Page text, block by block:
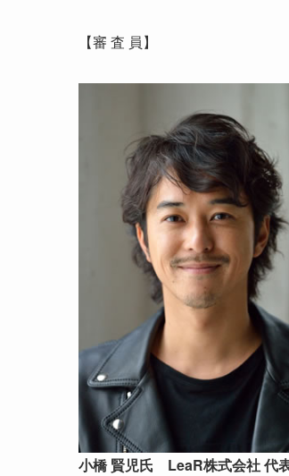
【審 査 員】
小橋 賢児氏 LeaR株式会社 代